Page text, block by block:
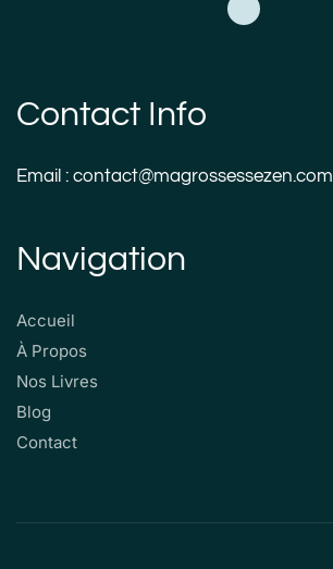
Contact Info
Email : contact@magrossessezen.com
Navigation
Accueil
À Propos
Nos Livres
Blog
Contact